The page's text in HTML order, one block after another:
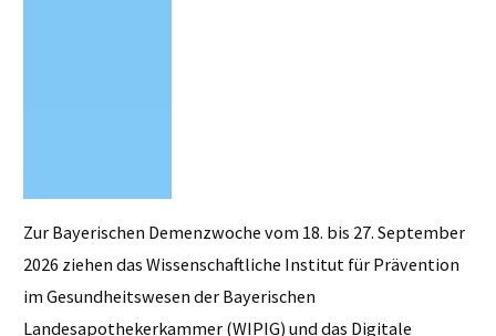
Zur Bayerischen Demenzwoche vom 18. bis 27. September
2026 ziehen das Wissenschaftliche Institut für Prävention
im Gesundheitswesen der Bayerischen
Landesapothekerkammer (WIPIG) und das Digitale